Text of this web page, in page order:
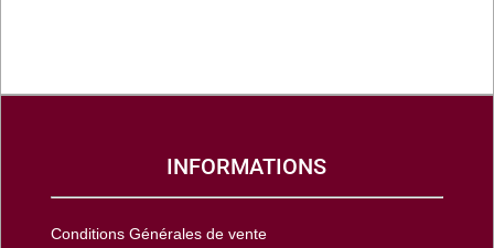
INFORMATIONS
Conditions Générales de vente